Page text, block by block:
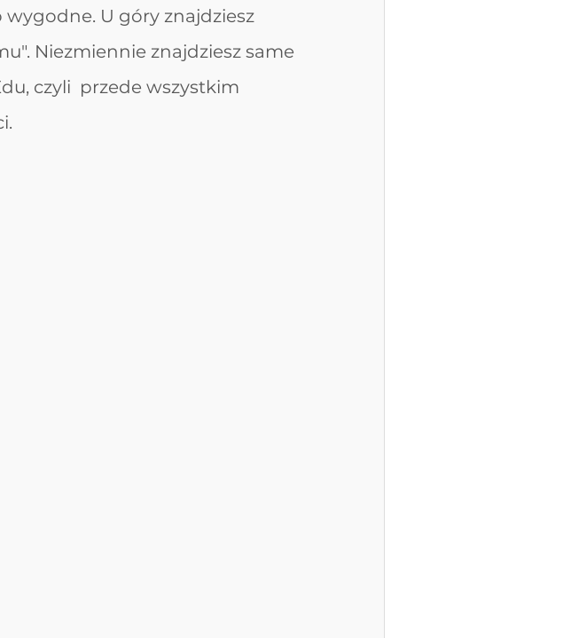
U góry znajdziesz
Niezmiennie znajdziesz same
czyli  przede wszystkim